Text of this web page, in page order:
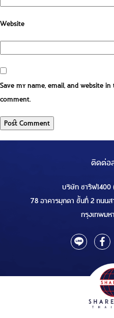
Website
Save my name, email, and website
comment.
ติดต่อ
บริษัท ชารีฟ1400
78 อาคารมุกดา ชั้นที่ 2 ถนนส
กรุงเทพมห